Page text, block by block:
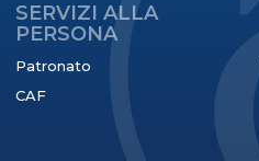
SERVIZI ALLA
PERSONA
Patronato
CAF